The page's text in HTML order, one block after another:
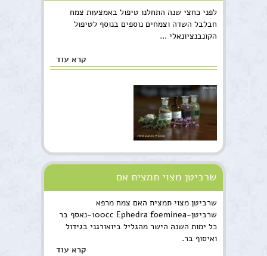
לפני כחצי שנה התחלנו טיפול באמצעות צמח
חבלבל השדה וצמחים נוספים בנוסף לטיפול
הקונבנציונאלי ...
קרא עוד
שרביטן מצוי תמצית אם
שרביטן מצוי תמצית האם צמח מרפא
שרביטן-100cc Ephedra foeminea-נאסף בר
כל ימות השנה הישר מהגליל ביואורגני בגידול
ואיסוף בר.
קרא עוד